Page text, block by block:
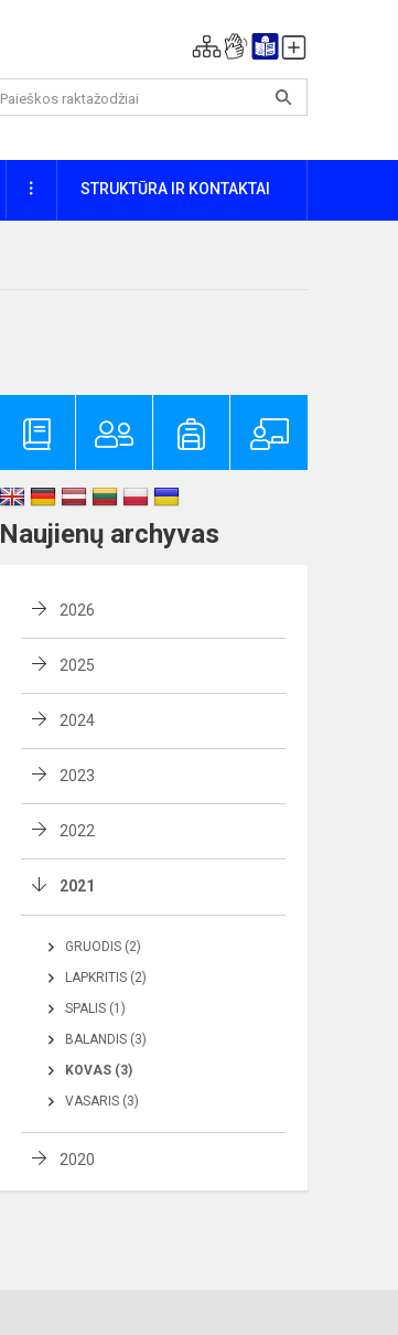
DAUGIAUSTRUKTŪRA IR KONTAKTAI
Naujienų archyvas
2026
2025
2024
2023
2022
2021
GRUODIS (2)
LAPKRITIS (2)
SPALIS (1)
BALANDIS (3)
KOVAS (3)
VASARIS (3)
2020